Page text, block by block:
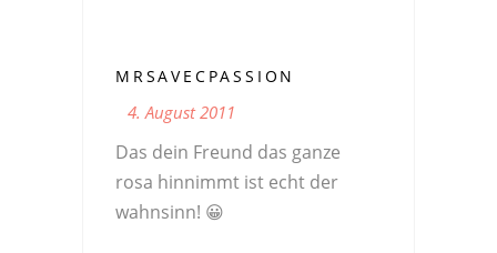
MRSAVECPASSION
4. August 2011
Das dein Freund das ganze
rosa hinnimmt ist echt der
wahnsinn! 😀